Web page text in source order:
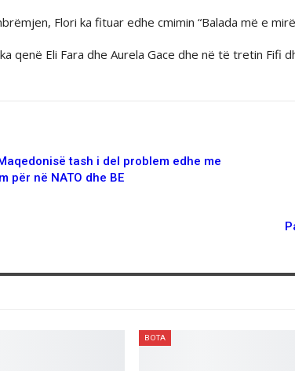
Flori ka fituar edhe cmimin “Balada më e
qenë Eli Fara dhe Aurela Gace dhe në të tretin Fifi
tash i del problem edhe me
për në NATO dhe BE
BOTA